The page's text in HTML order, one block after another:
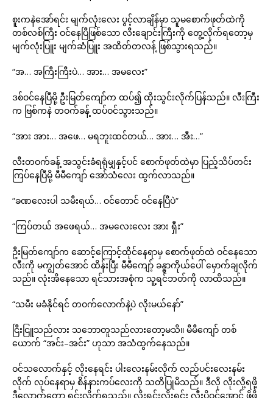
စူးကနဲအော်ရင်း မျက်လုံးလေး ပွင့်လာချိန်မှာ သူမစောက်ဖုတ်ထဲကို
တစ်လစ်ကြီး ဝင်နေပြီဖြစ်သော လီးချောင်းကြီးကို တွေ့လိုက်ရတော့မှ
မျက်လုံးပြူး မျက်ဆံပြူး အထိတ်တလန့် ဖြစ်သွားရသည်။
“အ… အကြီးကြီးပဲ… အား… အမလေး”
ဒစ်ဝင်နေပြီမို့ ဦးမြတ်ကျော်က ထပ်၍ ထိုးသွင်းလိုက်ပြန်သည်။ လီးကြီး
က ဗြစ်ကနဲ တဝက်ခန့် ထပ်ဝင်သွားသည်။
“အား အား… အဖေ… မရဘူးထင်တယ်… အား… အီး…”
လီးတဝက်ခန့် အသွင်းခံရရုံမျှနှင့်ပင် စောက်ဖုတ်ထဲမှာ ပြည့်သိပ်တင်း
ကြပ်နေပြီမို့ မီမီကျော် အော်သံလေး ထွက်လာသည်။
“ခဏလေးပါ သမီးရယ်… ဝင်တောင် ဝင်နေပြီပဲ“
“ကြပ်တယ် အဖေရယ်… အမလေးလေး အား ရှီး”
ဦးမြတ်ကျော်က ဆောင့်ကြောင့်ထိုင်နေရာမှ စောက်ဖုတ်ထဲ ဝင်နေသော
လီးကို မကျွတ်အောင် ထိန်းပြီး မီမီကျော့် ခန္ဓာကိုယ်ပေါ် မှောက်ချလိုက်
သည်။ လုံးအိနေသော ရင်သားအစုံက သူ့ရင်ဘတ်ကို လာထိသည်။
“သမီး မခံနိုင်ရင် တဝက်လောက်နဲ့ပဲ လိုးမယ်နော်”
ငြီးငြူသည်လား သဘောတူသည်လားတော့မသိ။ မီမီကျော် တစ်
ယောက် “အင်း–အင်း” ဟုသာ အသံထွက်နေသည်။
ဝင်သလောက်နှင့် လိုးနေရင်း ပါးလေးနမ်းလိုက် လည်ပင်းလေးနမ်း
လိုက် လုပ်နေရာမှ စိန်နားကပ်လေးကို သတိပြုမိသည်။ ဒီလို လိုးလို့ရဖို့
ဒီလောက်တော့ ရင်းလိုက်ရသည်။ လိုးရင်းလိုးရင်း လီးပိုဝင်အောင် ဖိဖိ